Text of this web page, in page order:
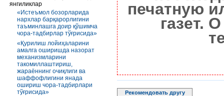
янгиликлар
«Истеъмол бозорларида
нархлар барқарорлигини
таъминлашга доир қўшимча
чора-тадбирлар тўғрисида»
«Қурилиш лойиҳаларини
амалга оширишда назорат
механизмларини
такомиллаштириш,
жараённинг очиқлиги ва
шаффофлигини янада
ошириш чора-тадбирлари
тўғрисида»
печатную
газет.
Рекомендовать другу